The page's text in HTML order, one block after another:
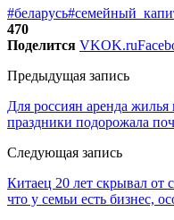
#беларусь
470
Поделится VKOK.ru
Предыдущая запись
Для россиян аренда
праздники подорожала
Следующая запись
Китаец 20 лет скрывал от
что у семьи есть бизнес,